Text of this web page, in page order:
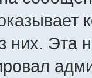
них. Эта